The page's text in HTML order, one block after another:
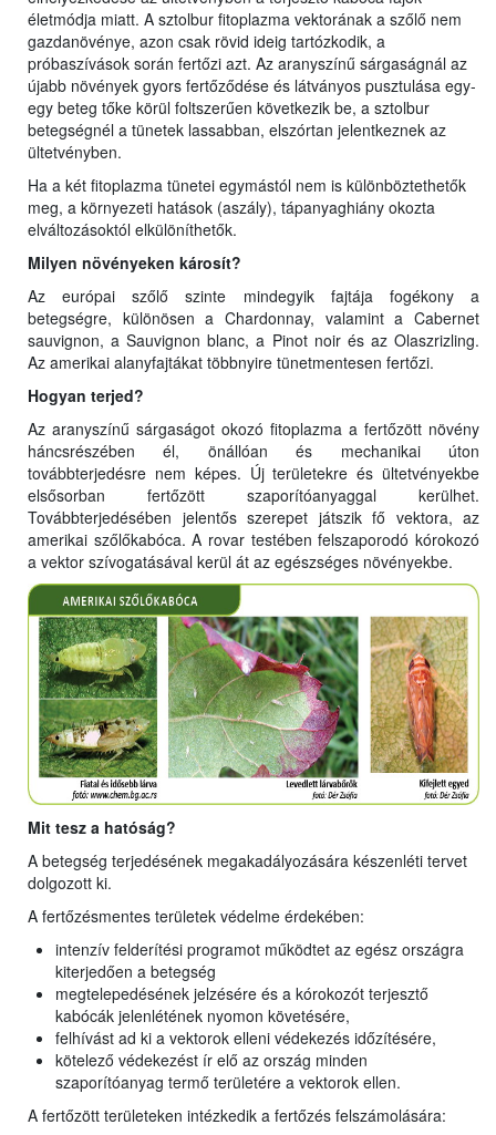
életmódja miatt. A sztolbur fitoplazma vektorának a szőlő nem
gazdanövénye, azon csak rövid ideig tartózkodik, a
próbaszívások során fertőzi azt. Az aranyszínű sárgaságnál az
újabb növények gyors fertőződése és látványos pusztulása egy-
egy beteg tőke körül foltszerűen következik be, a sztolbur
betegségnél a tünetek lassabban, elszórtan jelentkeznek az
ültetvényben.
Ha a két fitoplazma tünetei egymástól nem is különböztethetők
meg, a környezeti hatások (aszály), tápanyaghiány okozta
elváltozásoktól elkülöníthetők.
Milyen növényeken károsít?
Az európai szőlő szinte mindegyik fajtája fogékony a
betegségre, különösen a Chardonnay, valamint a Cabernet
sauvignon, a Sauvignon blanc, a Pinot noir és az Olaszrizling.
Az amerikai alanyfajtákat többnyire tünetmentesen fertőzi.
Hogyan terjed?
Az aranyszínű sárgaságot okozó fitoplazma a fertőzött növény
háncsrészében él, önállóan és mechanikai úton
továbbterjedésre nem képes. Új területekre és ültetvényekbe
elsősorban fertőzött szaporítóanyaggal kerülhet.
Továbbterjedésében jelentős szerepet játszik fő vektora, az
amerikai szőlőkabóca. A rovar testében felszaporodó kórokozó
a vektor szívogatásával kerül át az egészséges növényekbe.
Mit tesz a hatóság?
A betegség terjedésének megakadályozására készenléti tervet
dolgozott ki.
A fertőzésmentes területek védelme érdekében:
intenzív felderítési programot működtet az egész országra
kiterjedően a betegség
megtelepedésének jelzésére és a kórokozót terjesztő
kabócák jelenlétének nyomon követésére,
felhívást ad ki a vektorok elleni védekezés időzítésére,
kötelező védekezést ír elő az ország minden
szaporítóanyag termő területére a vektorok ellen.
A fertőzött területeken intézkedik a fertőzés felszámolására: